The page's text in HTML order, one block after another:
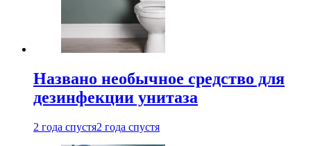
Названо необычное средство для
дезинфекции унитаза
2 года спустя2 года спустя